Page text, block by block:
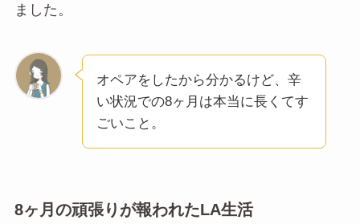
ました。
オペアをしたから分かるけど、辛
い状況での8ヶ月は本当に長くてす
ごいこと。
8ヶ月の頑張りが報われたLA生活